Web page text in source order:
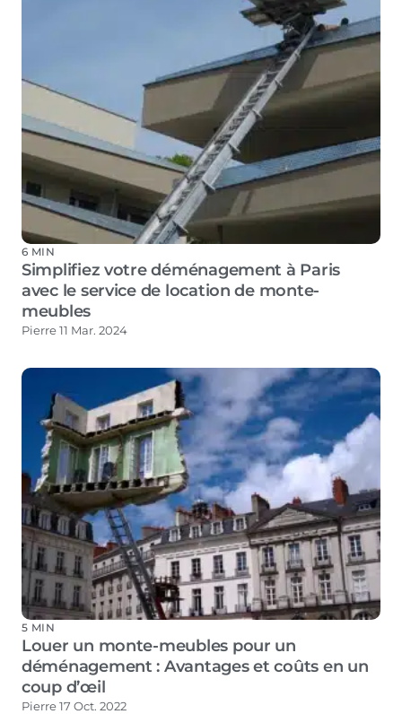
6 MIN
Simplifiez votre déménagement à Paris
avec le service de location de monte-
meubles
Pierre11 Mar. 2024
5 MIN
Louer un monte-meubles pour un
déménagement : Avantages et coûts en un
coup d’œil
Pierre17 Oct. 2022